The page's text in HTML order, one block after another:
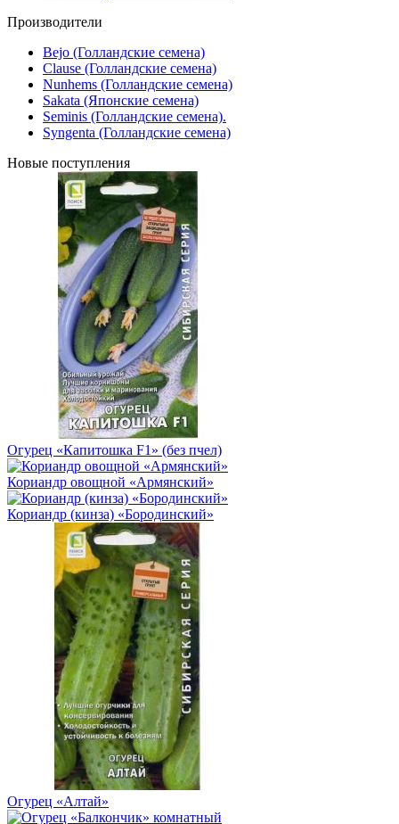
Производители
Bejo (Голландские семена)
Clause (Голландские семена)
Nunhems (Голландские семена)
Sakata (Японские семена)
Seminis (Голландские семена).
Syngenta (Голландские семена)
Новые поступления
Огурец «Капитошка F1» (без пчел)
Кориандр овощной «Армянский»
Кориандр (кинза) «Бородинский»
Огурец «Алтай»